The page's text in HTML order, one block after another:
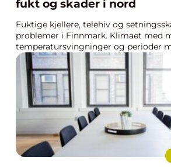
fukt og skader i nord
Fuktige kjellere, telehiv og
problemer i Finnmark. Klimaet med
temperatursvingninger og perioder